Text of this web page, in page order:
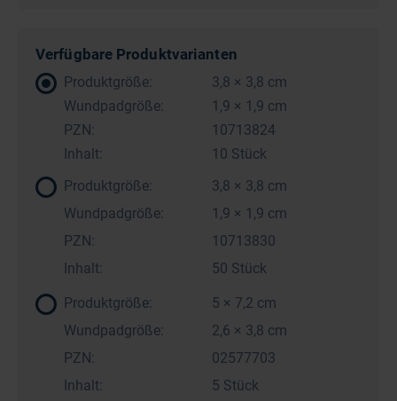
Verfügbare Produktvarianten
Produktgröße:
3,8 × 3,8 cm
Wundpadgröße:
1,9 × 1,9 cm
PZN:
10713824
Inhalt:
10 Stück
Produktgröße:
3,8 × 3,8 cm
Wundpadgröße:
1,9 × 1,9 cm
PZN:
10713830
Inhalt:
50 Stück
Produktgröße:
5 × 7,2 cm
Wundpadgröße:
2,6 × 3,8 cm
PZN:
02577703
Inhalt:
5 Stück